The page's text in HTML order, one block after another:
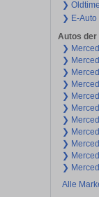
❯
❯ E-Auto
Autos der
❯
❯
❯
❯
❯
❯
❯
❯
❯
❯
❯
Alle